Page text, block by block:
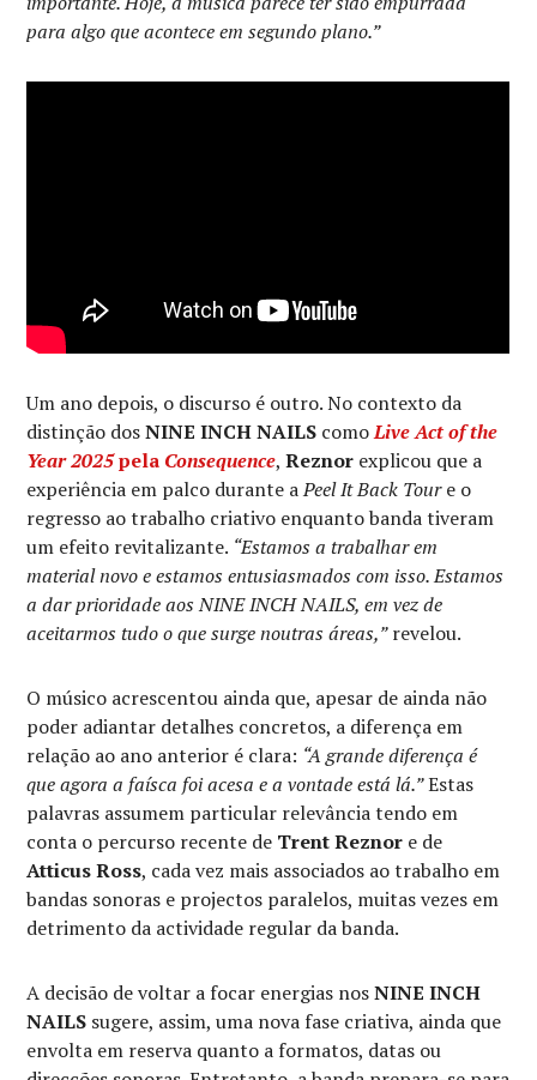
para algo que acontece em segundo plano.”
Um ano depois, o discurso é outro. No contexto da
distinção dosNINE INCH NAILS comoLive Act of the
Year 2025pela Consequence,Reznor explicou que a
experiência em palco durante aPeel It Back Toure o
regresso ao trabalho criativo enquanto banda tiveram
um efeito revitalizante. “Estamos a trabalhar em
material novo e estamos entusiasmados com isso. Estamos
a dar prioridade aos NINE INCH NAILS, em vez de
aceitarmos tudo o que surge noutras áreas,”revelou.
O músico acrescentou ainda que, apesar de ainda não
poder adiantar detalhes concretos, a diferença em
relação ao ano anterior é clara: “A grande diferença é
que agora a faísca foi acesa e a vontade está lá.”Estas
palavras assumem particular relevância tendo em
conta o percurso recente de Trent Reznor e de
Atticus Ross, cada vez mais associados ao trabalho em
bandas sonoras e projectos paralelos, muitas vezes em
detrimento da actividade regular da banda.
A decisão de voltar a focar energias nosNINE INCH
NAILS sugere, assim, uma nova fase criativa, ainda que
envolta em reserva quanto a formatos, datas ou